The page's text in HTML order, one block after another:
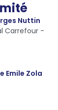
Nuttin
Carrefour -
Emile Zola